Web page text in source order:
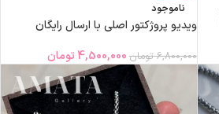
ناموجود
ویدیو پروژکتور اصلی با ارسال رایگان
6,800,000 تومان 4,500,000 تومان